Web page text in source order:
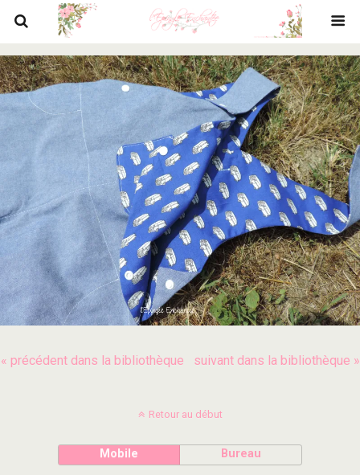
« précédent dans la bibliothèque suivant dans la bibliothèque »
Retour au début
Mobile Bureau